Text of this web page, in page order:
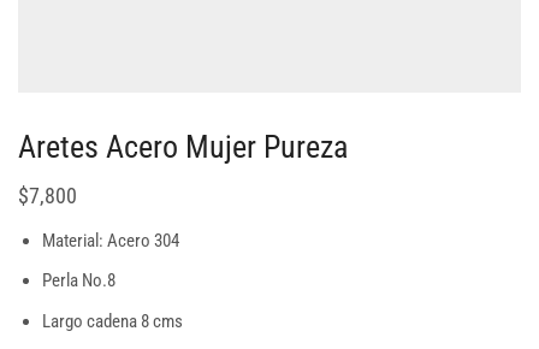
Aretes Acero Mujer Pureza
$7,800
Material: Acero 304
Perla No.8
Largo cadena 8 cms